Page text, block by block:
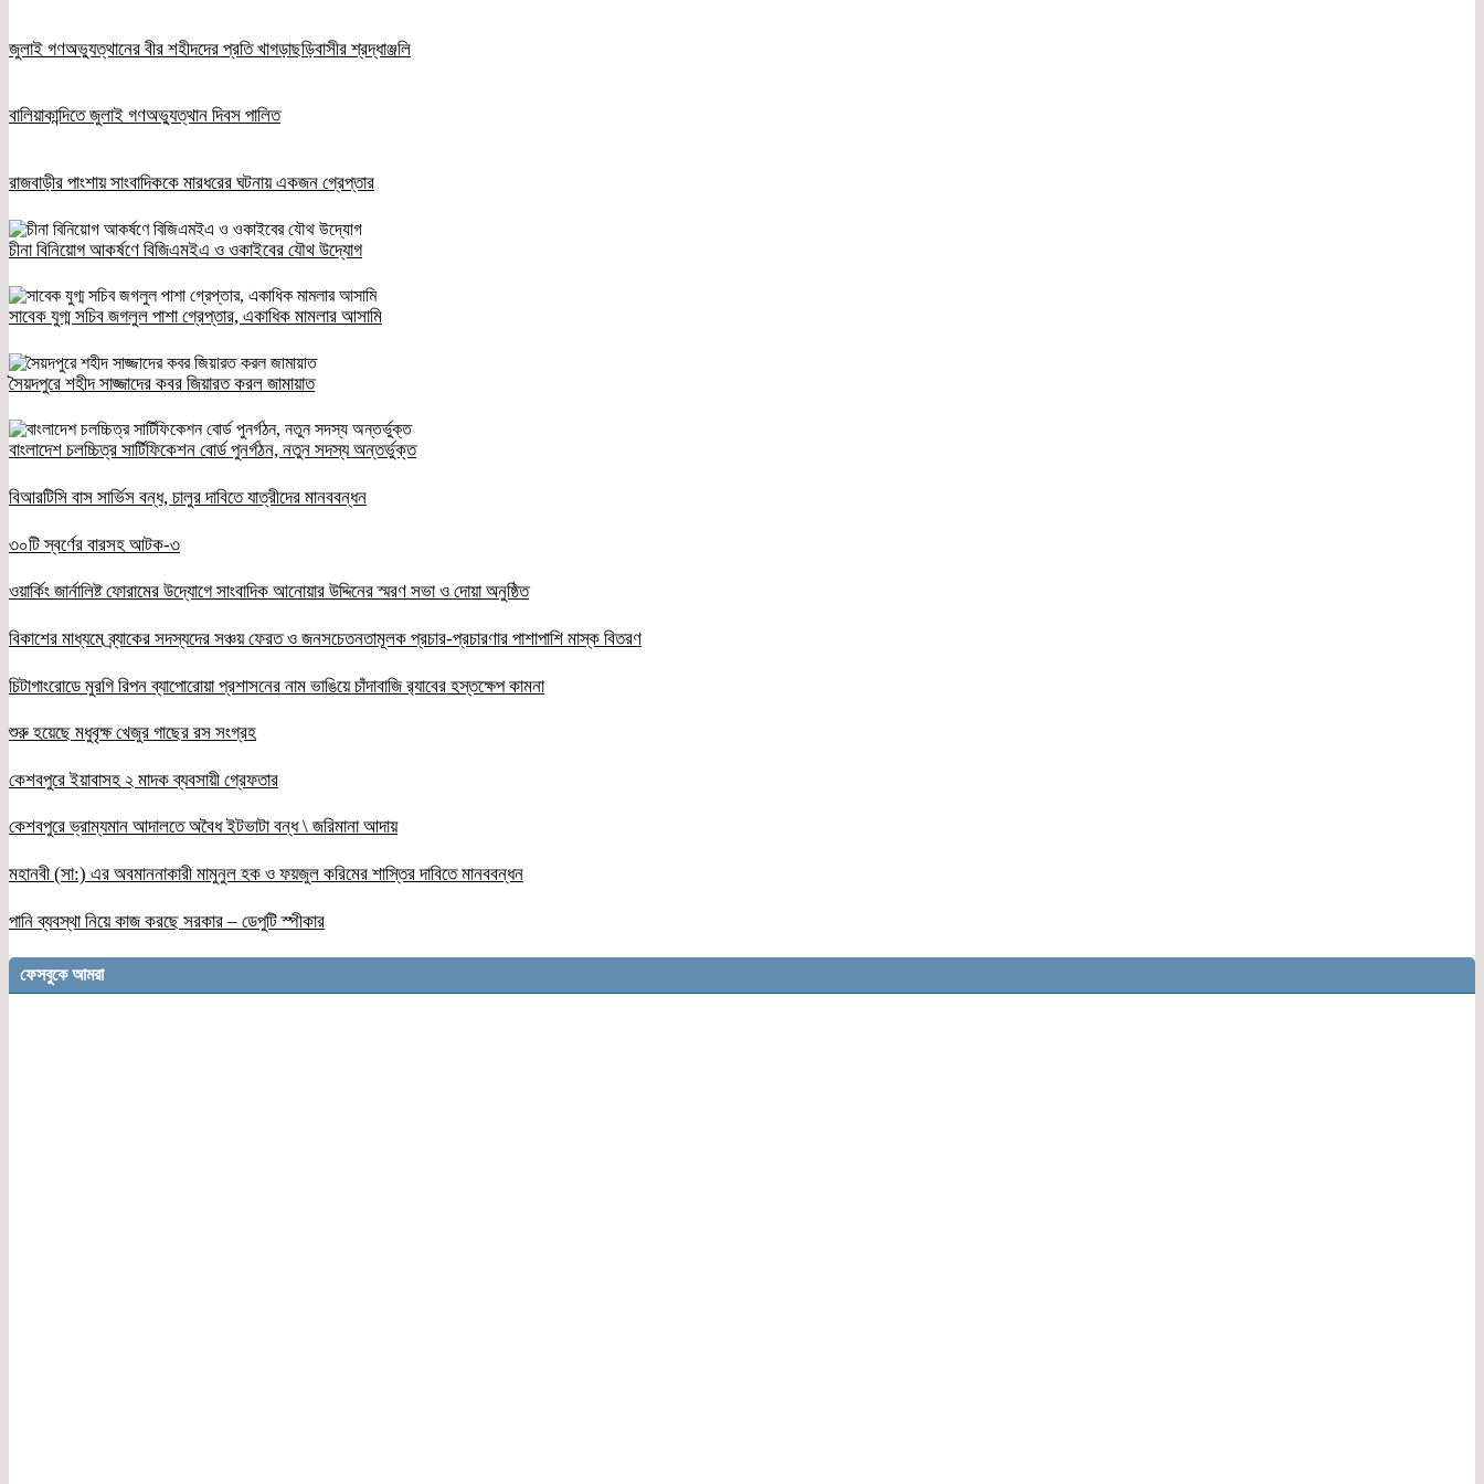
জুলাই গণঅভ্যুত্থানের বীর শহীদদের প্রতি খাগড়াছড়িবাসীর শ্রদ্ধাঞ্জলি
বালিয়াকান্দিতে জুলাই গণঅভ্যুত্থান দিবস পালিত
রাজবাড়ীর পাংশায় সাংবাদিককে মারধরের ঘটনায় একজন গ্রেপ্তার
চীনা বিনিয়োগ আকর্ষণে বিজিএমইএ ও ওকাইবের যৌথ উদ্যোগ
সাবেক যুগ্ম সচিব জগলুল পাশা গ্রেপ্তার, একাধিক মামলার আসামি
সৈয়দপুরে শহীদ সাজ্জাদের কবর জিয়ারত করল জামায়াত
বাংলাদেশ চলচ্চিত্র সার্টিফিকেশন বোর্ড পুনর্গঠন, নতুন সদস্য অন্তর্ভুক্ত
বিআরটিসি বাস সার্ভিস বন্ধ, চালুর দাবিতে যাত্রীদের মানববন্ধন
৩০টি স্বর্ণের বারসহ আটক-৩
ওয়ার্কিং জার্নালিষ্ট ফোরামের উদ্যোগে সাংবাদিক আনোয়ার উদ্দিনের স্মরণ সভা ও দোয়া অনুষ্ঠিত
বিকাশের মাধ্যমে ব্র্যাকের সদস্যদের সঞ্চয় ফেরত ও জনসচেতনতামূলক প্রচার-প্রচারণার পাশাপাশি মাস্ক বিতরণ
চিটাগাংরোডে মুরগি রিপন ব্যাপোরোয়া প্রশাসনের নাম ভাঙিয়ে চাঁদাবাজি র‌্যাবের হস্তক্ষেপ কামনা
শুরু হয়েছে মধুবৃক্ষ খেজুর গাছের রস সংগ্রহ
কেশবপুরে ইয়াবাসহ ২ মাদক ব্যবসায়ী গ্রেফতার
কেশবপুরে ভ্রাম্যমান আদালতে অবৈধ ইটভাটা বন্ধ \ জরিমানা আদায়
মহানবী (সা:) এর অবমাননাকারী মামুনুল হক ও ফয়জুল করিমের শাস্তির দাবিতে মানববন্ধন
পানি ব্যবস্থা নিয়ে কাজ করছে সরকার – ডেপুটি স্পীকার
ফেসবুকে আমরা